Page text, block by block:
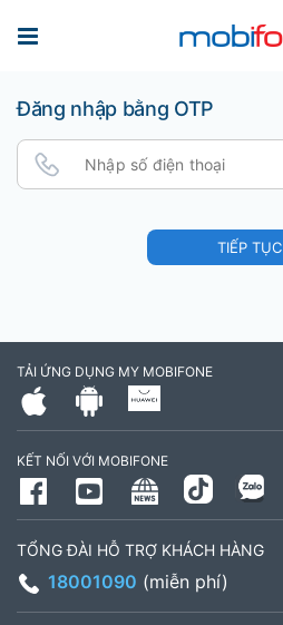
Đăng nhập bằng OTP
TIẾP TỤC
TẢI ỨNG DỤNG MY MOBIFONE
KẾT NỐI VỚI MOBIFONE
TỔNG ĐÀI HỖ TRỢ KHÁCH HÀNG
18001090 (miễn phí)